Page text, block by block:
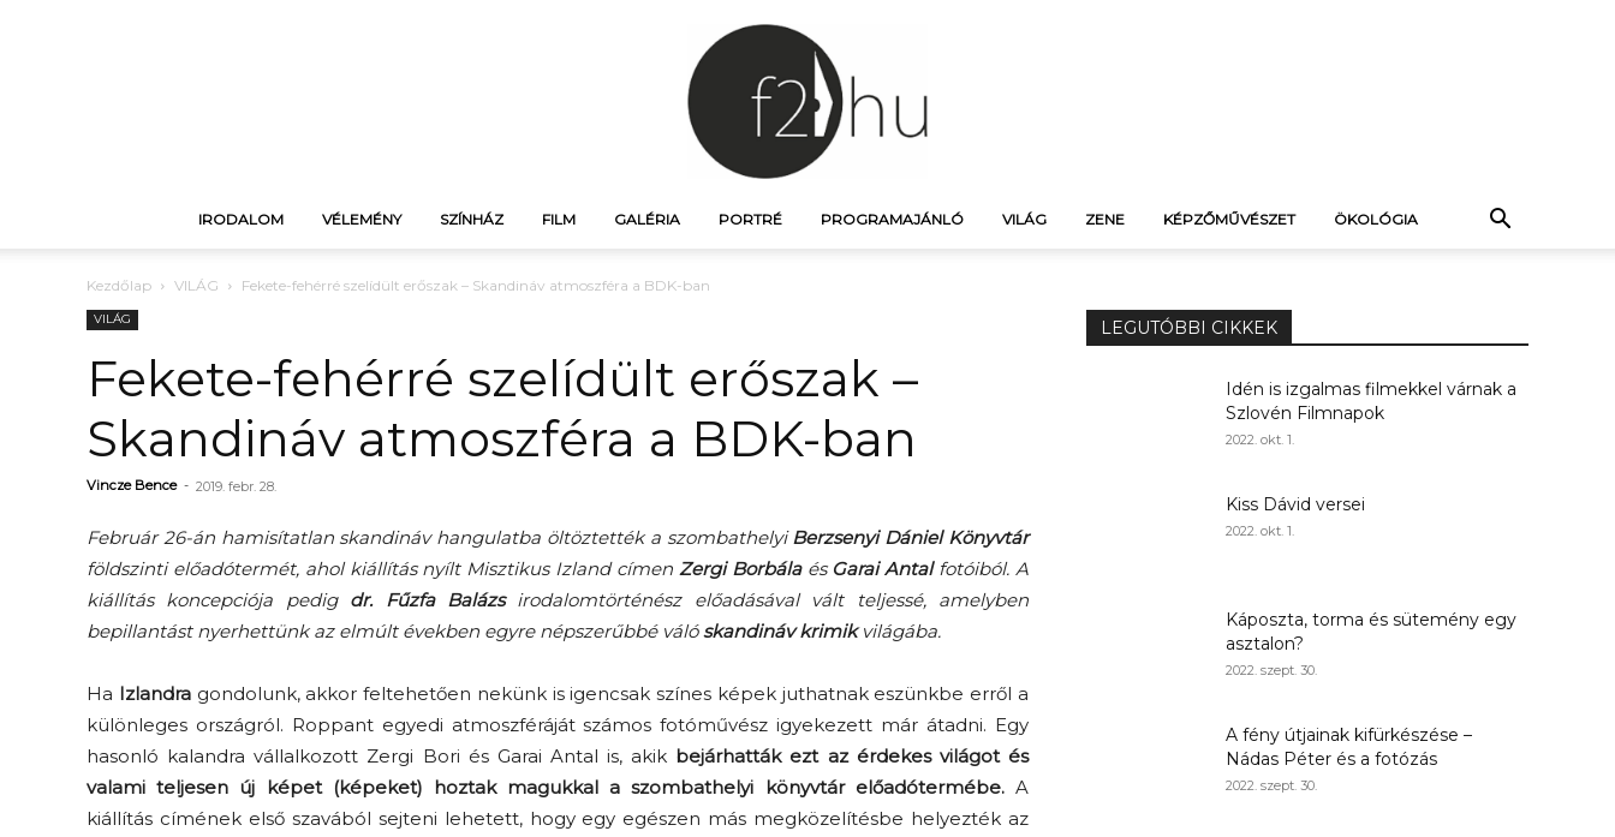
A
fiatalság
IRODALOM VÉLEMÉNY SZÍNHÁZ FILM GALÉRIA PORTRÉ PROGRAMAJÁNLÓ VILÁG ZENE KÉPZŐMŰVÉSZET ÖKOLÓGIA
Kezdőlap VILÁG Fekete-fehérré szelídült erőszak – Skandináv atmoszféra a BDK-ban
VILÁG
Fekete-fehérré szelídült erőszak –
Skandináv atmoszféra a BDK-ban
Vincze Bence - 2019. febr. 28.
Február 26-án hamisítatlan skandináv hangulatba öltöztették a szombathelyiBerzsenyi Dániel Könyvtár
földszinti előadótermét, ahol kiállítás nyílt Misztikus Izland címen Zergi Borbálaés Garai Antalfotóiból. A
kiállítás koncepciója pedig dr. Fűzfa Balázsirodalomtörténész előadásával vált teljessé, amelyben
bepillantást nyerhettünk az elmúlt években egyre népszerűbbé válóskandináv krimikvilágába.
Ha Izlandragondolunk, akkor feltehetően nekünk is igencsak színes képek juthatnak eszünkbe erről a
különleges országról. Roppant egyedi atmoszféráját számos fotóművész igyekezett már átadni. Egy
hasonló kalandra vállalkozott Zergi Bori és Garai Antal is, akik bejárhatták ezt az érdekes világot és
valami teljesen új képet (képeket) hoztak magukkal a szombathelyi könyvtár előadótermébe.A
kiállítás címének első szavából sejteni lehetett, hogy egy egészen más megközelítésbe helyezték az
LEGUTÓBBI CIKKEK
Idén is izgalmas filmekkel várnak a
Szlovén Filmnapok
2022. okt. 1.
Kiss Dávid versei
2022. okt. 1.
Káposzta, torma és sütemény egy
asztalon?
2022. szept. 30.
A fény útjainak kifürkészése –
Nádas Péter és a fotózás
2022. szept. 30.